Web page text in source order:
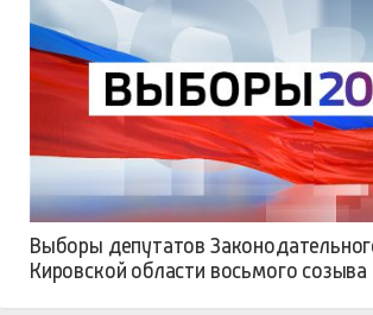
Выборы депутатов
Кировской области восьмого созыва